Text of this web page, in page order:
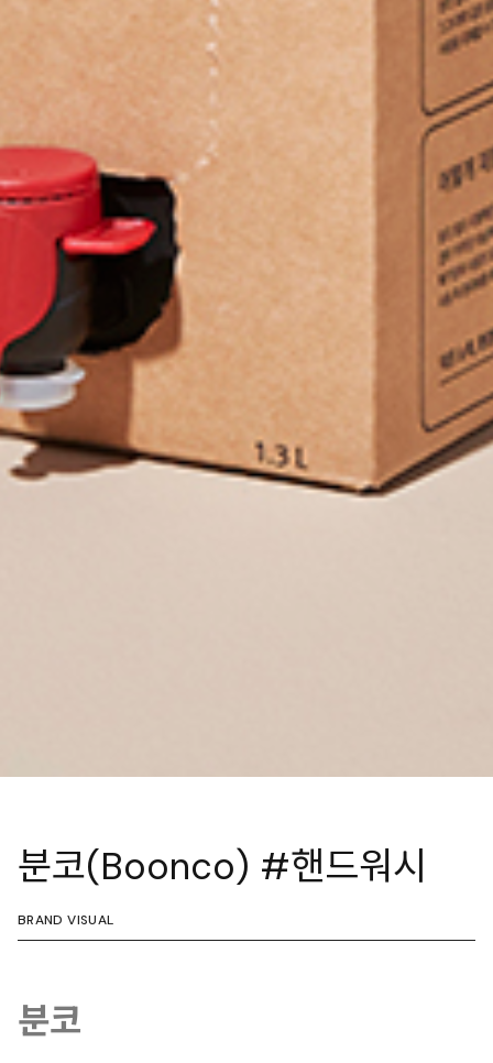
분코(Boonco) #핸드워시
BRAND VISUAL
분코